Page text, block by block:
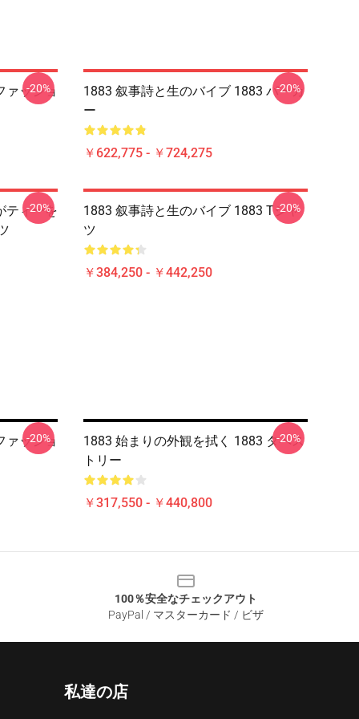
ァッショ
-20%
1883 叙事詩と生のバイブ 1883 パーカ
ー
￥622,775 - ￥724,275
-20%
ティーを
-20%
1883 叙事詩と生のバイブ 1883 Tシャ
ツ
￥384,250 - ￥442,250
-20%
ァッショ
-20%
1883 始まりの外観を拭く 1883 タペス
トリー
￥317,550 - ￥440,800
-20%
100％安全なチェックアウト
PayPal / マスターカード / ビザ
私達の店